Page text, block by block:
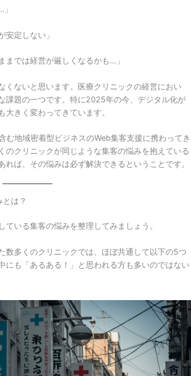
安定しない」
までは経営が厳しくなるかも…」
くないと思います。医療クリニックの経営におい
課題の一つです。特に2025年の今、デジタル化が
きく変わってきています。
む地域密着型ビジネスのWeb集客支援に携わってき
のクリニックが同じような集客の悩みを抱えている
ば、その悩みは必ず解決できるということです。
は？
いる集客の悩みを整理してみましょう。
数多くのクリニックでは、ほぼ共通して以下の5つ
にも「あるある！」と思われる方も多いのではない